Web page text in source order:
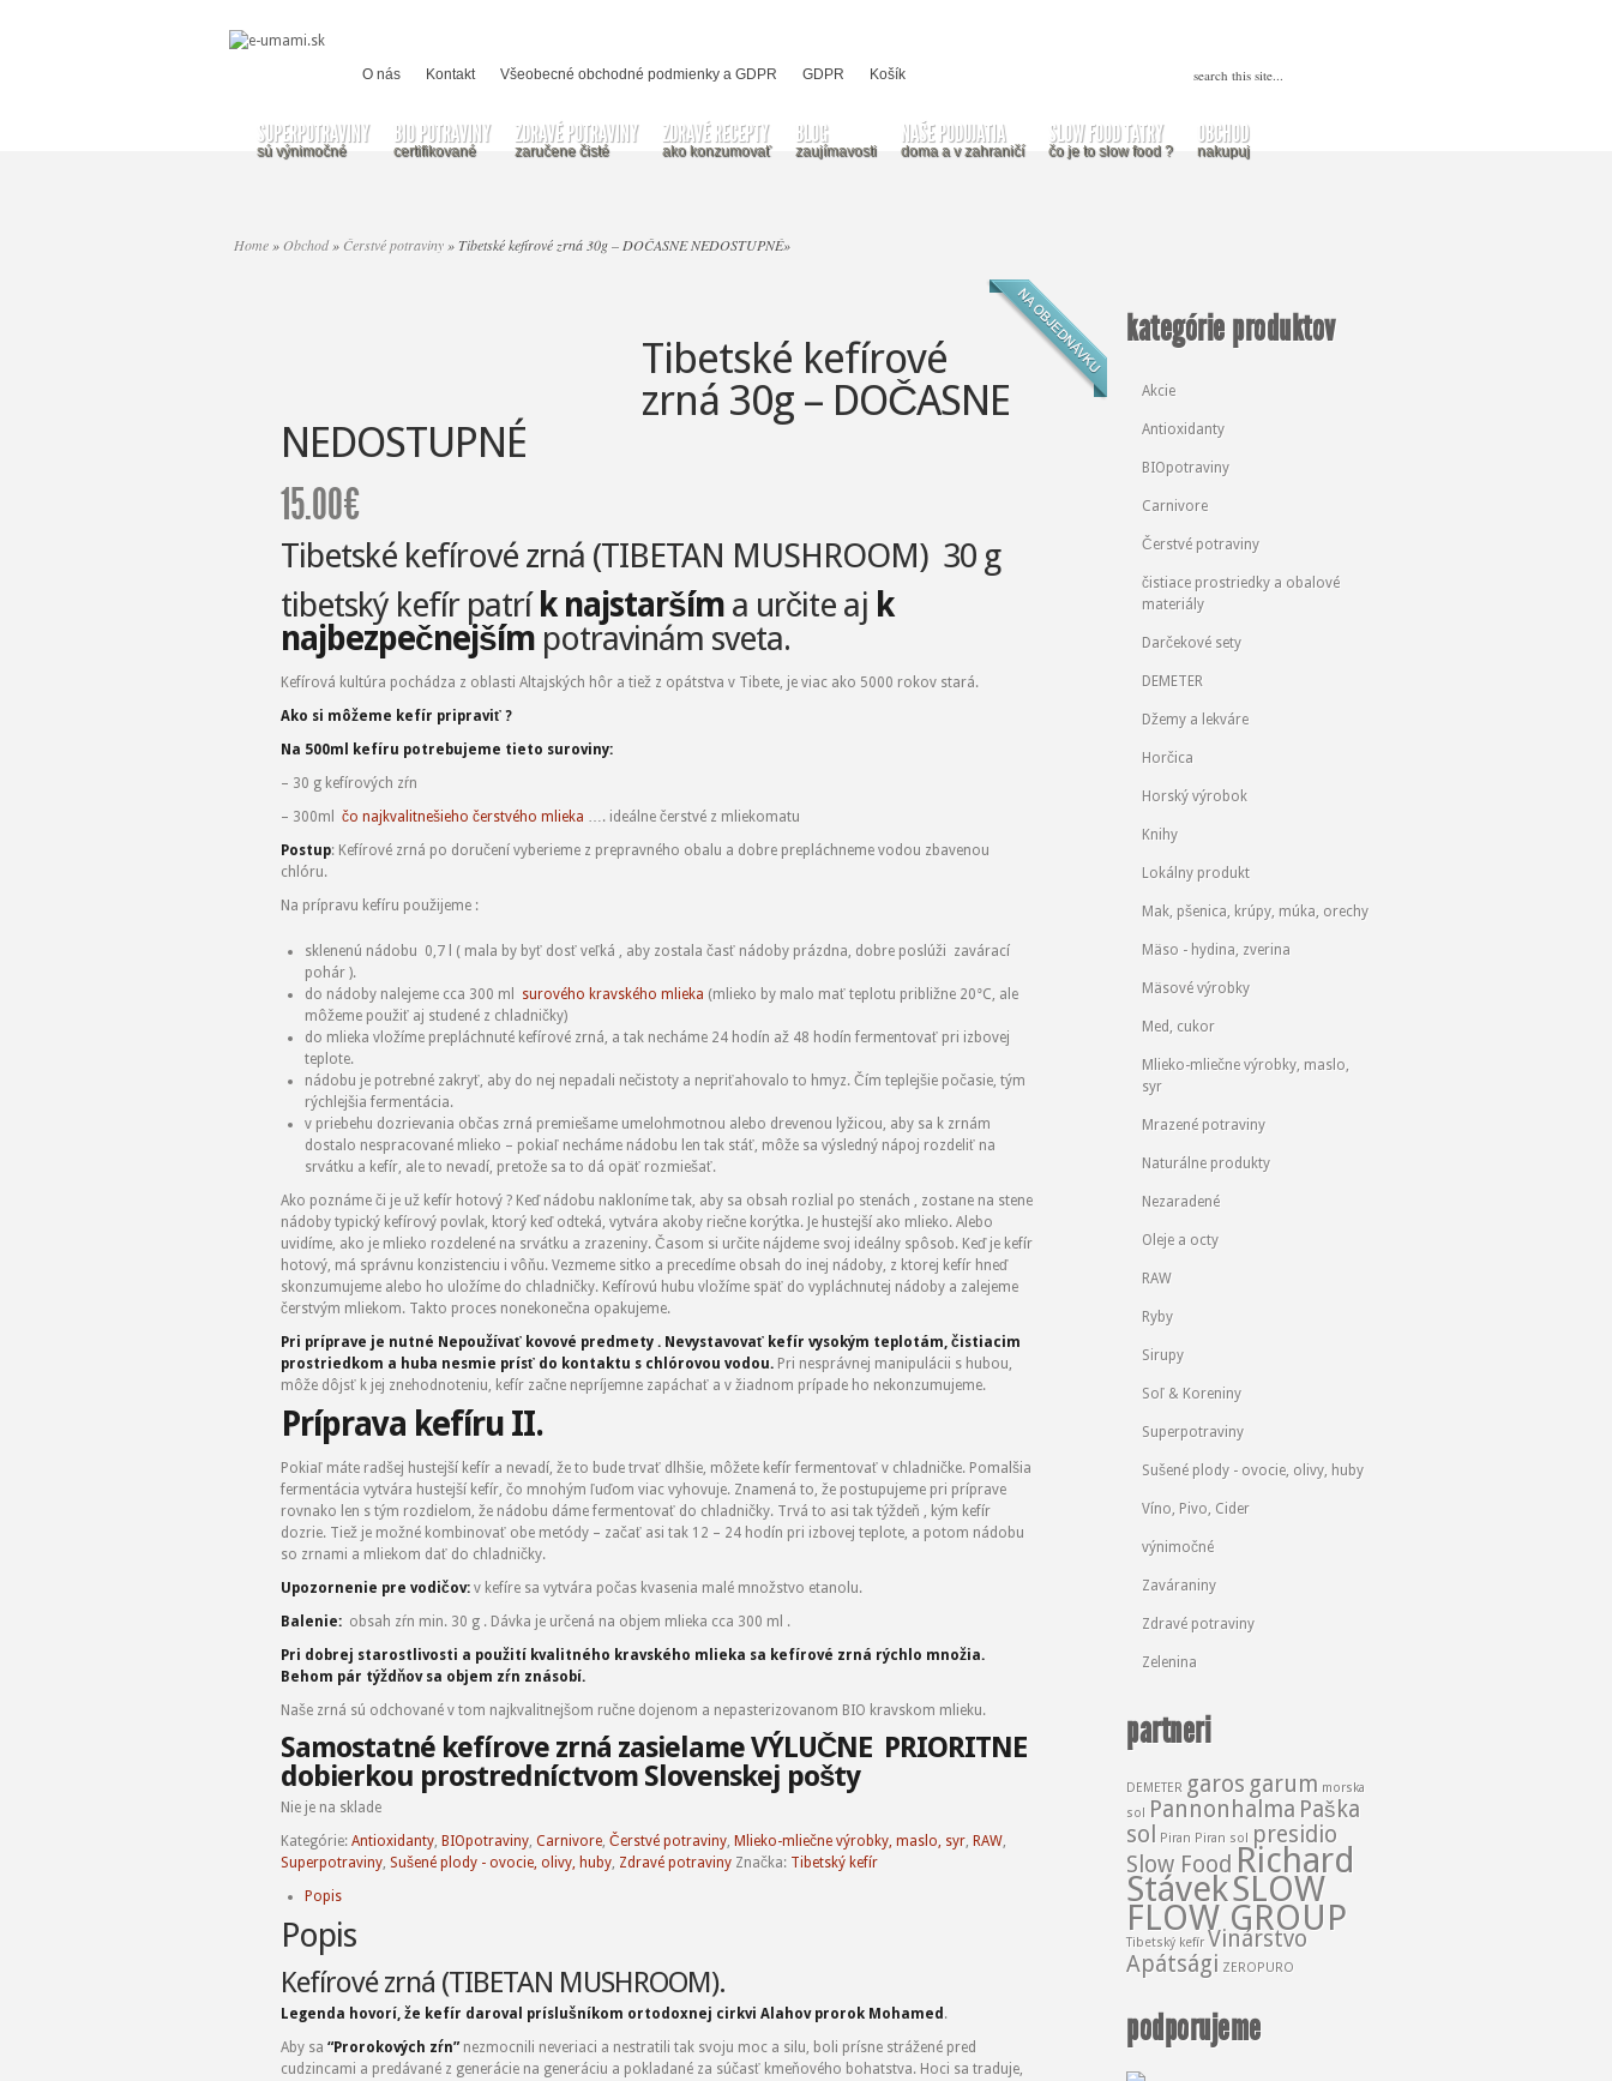
O nás Kontakt Všeobecné obchodné podmienky a GDPR GDPR Košík
SUPERPOTRAVINY
sú výnimočné
BIO POTRAVINY
certifikované
ZDRAVÉ POTRAVINY
zaručene čisté
ZDRAVÉ RECEPTY
ako konzumovať
BLOG
zaujímavosti
NAŠE PODUJATIA
doma a v zahraničí
SLOW FOOD TATRY
čo je to slow food ?
OBCHOD
nakupuj
Home »Obchod » Čerstvé potraviny »Tibetské kefírové zrná 30g – DOČASNE NEDOSTUPNÉ»
Tibetské kefírové
zrná 30g – DOČASNE
NEDOSTUPNÉ
15.00€
Tibetské kefírové zrná (TIBETAN MUSHROOM) 30 g
tibetský kefír patrí k najstarším a určite aj k
najbezpečnejším potravinám sveta.
Kefírová kultúra pochádza z oblasti Altajských hôr a tiež z opátstva v Tibete, je viac ako 5000 rokov stará.
Ako si môžeme kefír pripraviť ?
Na 500ml kefíru potrebujeme tieto suroviny:
– 30 g kefírových zŕn
– 300ml čo najkvalitnešieho čerstvého mlieka …. ideálne čerstvé z mliekomatu
Postup: Kefírové zrná po doručení vyberieme z prepravného obalu a dobre prepláchneme vodou zbavenou
chlóru.
Na prípravu kefíru použijeme :
sklenenú nádobu 0,7 l ( mala by byť dosť veľká , aby zostala časť nádoby prázdna, dobre poslúži zavárací
pohár ).
do nádoby nalejeme cca 300 ml surového kravského mlieka (mlieko by malo mať teplotu približne 20°C, ale
môžeme použiť aj studené z chladničky)
do mlieka vložíme prepláchnuté kefírové zrná, a tak necháme 24 hodín až 48 hodín fermentovať pri izbovej
teplote.
nádobu je potrebné zakryť, aby do nej nepadali nečistoty a nepriťahovalo to hmyz. Čím teplejšie počasie, tým
rýchlejšia fermentácia.
v priebehu dozrievania občas zrná premiešame umelohmotnou alebo drevenou lyžicou, aby sa k zrnám
dostalo nespracované mlieko – pokiaľ necháme nádobu len tak stáť, môže sa výsledný nápoj rozdeliť na
srvátku a kefír, ale to nevadí, pretože sa to dá opäť rozmiešať.
Ako poznáme či je už kefír hotový ? Keď nádobu nakloníme tak, aby sa obsah rozlial po stenách , zostane na stene
nádoby typický kefírový povlak, ktorý keď odteká, vytvára akoby riečne korýtka. Je hustejší ako mlieko. Alebo
uvidíme, ako je mlieko rozdelené na srvátku a zrazeniny. Časom si určite nájdeme svoj ideálny spôsob. Keď je kefír
hotový, má správnu konzistenciu i vôňu. Vezmeme sitko a precedíme obsah do inej nádoby, z ktorej kefír hneď
skonzumujeme alebo ho uložíme do chladničky. Kefírovú hubu vložíme späť do vypláchnutej nádoby a zalejeme
čerstvým mliekom. Takto proces nonekonečna opakujeme.
Pri príprave je nutné Nepoužívať kovové predmety . Nevystavovať kefír vysokým teplotám, čistiacim
prostriedkom a huba nesmie prísť do kontaktu s chlórovou vodou. Pri nesprávnej manipulácii s hubou,
môže dôjsť k jej znehodnoteniu, kefír začne nepríjemne zapáchať a v žiadnom prípade ho nekonzumujeme.
Príprava kefíru II.
Pokiaľ máte radšej hustejší kefír a nevadí, že to bude trvať dlhšie, môžete kefír fermentovať v chladničke. Pomalšia
fermentácia vytvára hustejší kefír, čo mnohým ľuďom viac vyhovuje. Znamená to, že postupujeme pri príprave
rovnako len s tým rozdielom, že nádobu dáme fermentovať do chladničky. Trvá to asi tak týždeň , kým kefír
dozrie. Tiež je možné kombinovať obe metódy – začať asi tak 12 – 24 hodín pri izbovej teplote, a potom nádobu
so zrnami a mliekom dať do chladničky.
Upozornenie pre vodičov: v kefíre sa vytvára počas kvasenia malé množstvo etanolu.
Balenie: obsah zŕn min. 30 g . Dávka je určená na objem mlieka cca 300 ml .
Pri dobrej starostlivosti a použití kvalitného kravského mlieka sa kefírové zrná rýchlo množia.
Behom pár týždňov sa objem zŕn znásobí.
Naše zrná sú odchované v tom najkvalitnejšom ručne dojenom a nepasterizovanom BIO kravskom mlieku.
Samostatné kefírove zrná zasielame VÝLUČNE PRIORITNE
dobierkou prostredníctvom Slovenskej pošty
Nie je na sklade
Kategórie: Antioxidanty, BIOpotraviny, Carnivore, Čerstvé potraviny, Mlieko-mliečne výrobky, maslo, syr, RAW,
Superpotraviny, Sušené plody - ovocie, olivy, huby, Zdravé potraviny Značka: Tibetský kefír
Popis
Popis
Kefírové zrná (TIBETAN MUSHROOM).
Legenda hovorí, že kefír daroval príslušníkom ortodoxnej cirkvi Al ahov prorok Mohamed .
Aby sa “Prorokových zŕn” nezmocnili neveriaci a nestratili tak svoju moc a silu, boli prísne strážené pred
cudzincami a predávané z generácie na generáciu a pokladané za súčasť kmeňového bohatstva. Hoci sa traduje,
kategórie produktov
Akcie
Antioxidanty
BIOpotraviny
Carnivore
Čerstvé potraviny
čistiace prostriedky a obalové
materiály
Darčekové sety
DEMETER
Džemy a lekváre
Horčica
Horský výrobok
Knihy
Lokálny produkt
Mak, pšenica, krúpy, múka, orechy
Mäso - hydina, zverina
Mäsové výrobky
Med, cukor
Mlieko-mliečne výrobky, maslo,
syr
Mrazené potraviny
Naturálne produkty
Nezaradené
Oleje a octy
RAW
Ryby
Sirupy
Soľ & Koreniny
Superpotraviny
Sušené plody - ovocie, olivy, huby
Víno, Pivo, Cider
výnimočné
Zaváraniny
Zdravé potraviny
Zelenina
partneri
DEMETER garos garum morska
sol Pannonhalma Paška
sol
Piran Piran sol presidio
Slow Food Richard
StávekSLOW
FLOW GROUP
Tibetský kefír Vinárstvo
Apátsági ZEROPURO
podporujeme